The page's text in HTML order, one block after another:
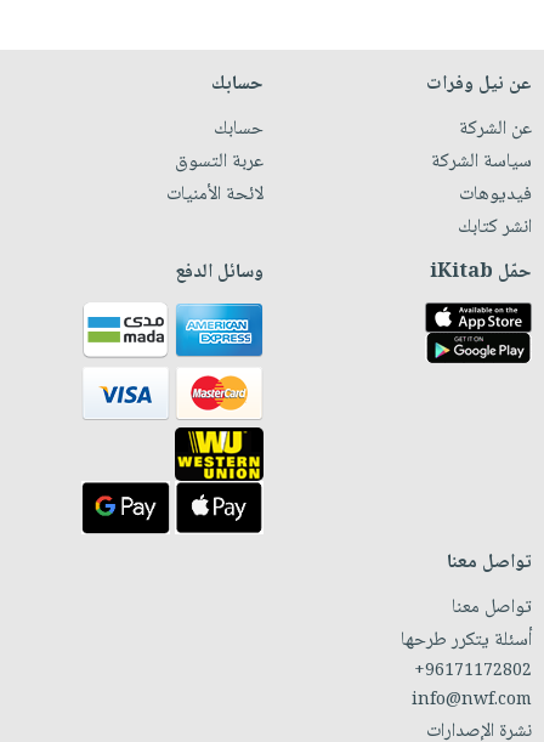
عن نيل وفرات
عن الشركة
سياسة الشركة
فيديوهات
انشر كتابك
حسابك
حسابك
عربة التسوق
لائحة الأمنيات
حمّل iKitab وسائل الدفع
تواصل معنا
تواصل معنا
أسئلة يتكرر طرحها
+96171172802
info@nwf.com
نشرة الإصدارات